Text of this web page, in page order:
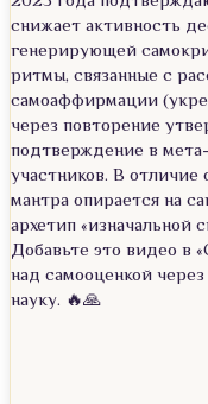
снижает активность
генерирующей
ритмы, связанные с
самоаффирмации
через повторение
подтверждение в
участников. В
мантра опирается на
архетип «изначальной
Добавьте это видео в
над самооценкой
науку. 🔥🙏